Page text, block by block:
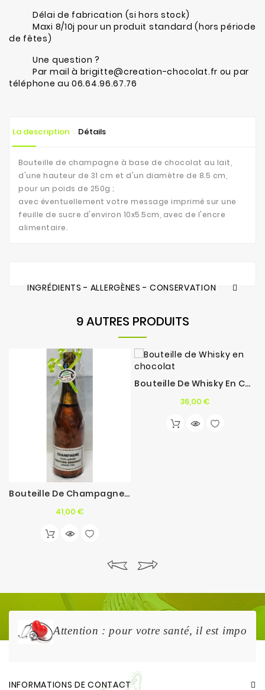
Délai de fabrication (si hors stock)
Maxi 8/10j pour un produit standard (hors période
de fêtes)
Une question ?
Par mail à brigitte@creation-chocolat.fr ou par
téléphone au 06.64.96.67.76
La description Détails
Bouteille de champagne à base de chocolat au lait,
d'une hauteur de 31 cm et d'un diamètre de 8.5 cm,
pour un poids de 250g ;
avec éventuellement votre message imprimé sur une
feuille de sucre d'environ 10x5.5cm, avec de l'encre
alimentaire.
INGRÉDIENTS - ALLERGÈNES - CONSERVATION
9 AUTRES PRODUITS
Bouteille De Champagne En Chocolat Noir
41,00 €
Bouteille De Whisky En Chocolat
36,00 €
Attention : pour votre santé, il est
INFORMATIONS DE CONTACT